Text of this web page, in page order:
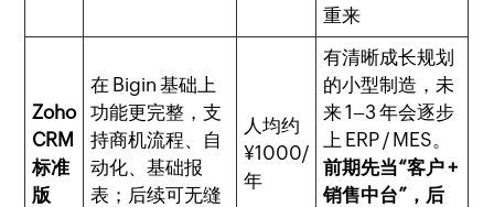
重来
Zoho
CRM
标准
版
在 Bigin 基础上
功能更完整，支
持商机流程、自
动化、基础报
表；后续可无缝
人均约
¥1000/
年
有清晰成长规划
的小型制造，未
来 1–3 年会逐步
上 ERP / MES。
前期先当“客户 +
销售中台”，后